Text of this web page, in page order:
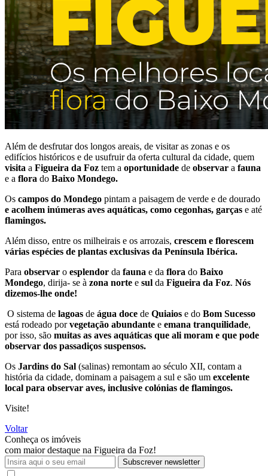
Além de desfrutar dos longos areais, de visitar as zonas e os
edifícios históricos e de usufruir da oferta cultural da cidade, quem
visita a Figueira da Foz tem a oportunidade de observar a fauna
e a flora do Baixo Mondego.
Os campos do Mondego pintam a paisagem de verde e de dourado
e acolhem inúmeras aves aquáticas, como cegonhas, garças e até
flamingos.
Além disso, entre os milheirais e os arrozais, crescem e florescem
várias espécies de plantas exclusivas da Península Ibérica.
Para observar o esplendor da fauna e da flora do Baixo
Mondego, dirija- se à zona norte e sul da Figueira da Foz. Nós
dizemos-lhe onde!
O sistema de lagoas de água doce de Quiaios e do Bom Sucesso
está rodeado porvegetação abundante e emana tranquilidade,
por isso, são muitas as aves aquáticas que ali moram e que pode
observar dos passadiços suspensos.
Os Jardins do Sal (salinas) remontam ao século XII, contam a
história da cidade, dominam a paisagem a sul e são um excelente
local para observar aves, inclusive colónias de flamingos.
Visite!
Voltar
Conheça os imóveis
com maior destaque na Figueira da Foz!
Subscrever newsletter